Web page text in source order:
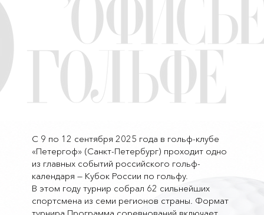
С 9 по 12 сентября 2025 года в гольф-клубе
«Петергоф» (Санкт-Петербург) проходит одно
из главных событий российского гольф-
календаря — Кубок России по гольфу.
В этом году турнир собрал 62 сильнейших
спортсмена из семи регионов страны. Формат
турнира Программа соревнований включает